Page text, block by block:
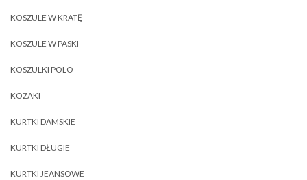
KOSZULE W KRATĘ
KOSZULE W PASKI
KOSZULKI POLO
KOZAKI
KURTKI DAMSKIE
KURTKI DŁUGIE
KURTKI JEANSOWE